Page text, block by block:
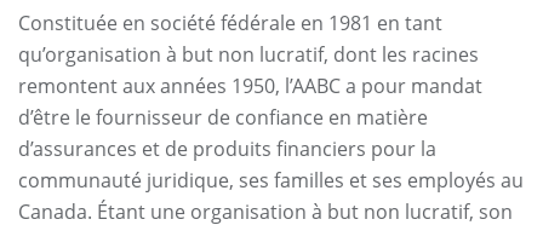
Constituée en société fédérale en 1981 en tant
qu’organisation à but non lucratif, dont les racines
remontent aux années 1950, l’AABC a pour mandat
d’être le fournisseur de confiance en matière
d’assurances et de produits financiers pour la
communauté juridique, ses familles et ses employés au
Canada. Étant une organisation à but non lucratif, son